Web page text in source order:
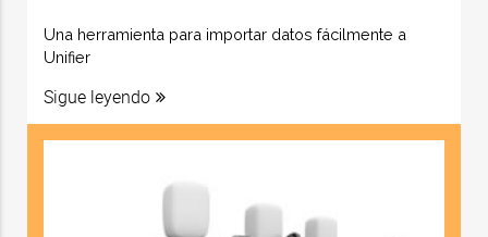
Una herramienta para importar datos fácilmente a
Unifier
Sigue leyendo